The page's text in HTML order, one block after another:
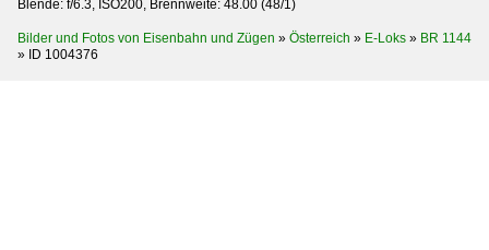
Blende: f/6.3, ISO200, Brennweite: 48.00 (48/1)
Bilder und Fotos von Eisenbahn und Zügen » Österreich » E-Loks » BR 1144
» ID 1004376